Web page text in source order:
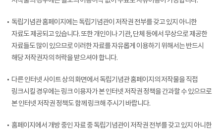
독립기념관 홈페이지에는 독립기념관이 저작권 전부를 갖고 있지 아니한
자료도 제공되고 있습니다. 또한 개인이나 기관, 단체 등에서 무상으로 제공한
자료들도 많이 있으므로 이러한 자료를 자유롭게 이용하기 위해서는 반드시
해당 저작권자의 허락을 받으셔야 합니다.
다른 인터넷 사이트 상의 화면에서 독립기념관 홈페이지의 저작물을 직접
링크시킬 경우에는 링크 이용자가 본 인터넷 저작권 정책을 간과할 수 있으므로
본 인터넷 저작권 정책도 함께 링크해 주시기 바랍니다.
홈페이지에서 개방 중인 자료 중 독립기념관이 저작권 전부를 갖고 있지 아니한